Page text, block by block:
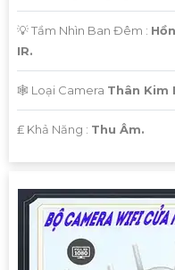
💡 Tầm Nhìn Ban Đêm :
IR.
🕸️ Loại Camera Thân Kim
️₤ Khả Năng : Thu Âm.